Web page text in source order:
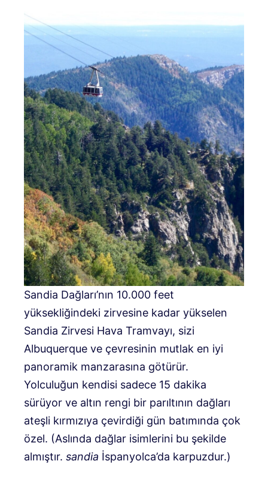
Sandia Dağları’nın 10.000 feet
yüksekliğindeki zirvesine kadar yükselen
Sandia Zirvesi Hava Tramvayı, sizi
Albuquerque ve çevresinin mutlak en iyi
panoramik manzarasına götürür.
Yolculuğun kendisi sadece 15 dakika
sürüyor ve altın rengi bir parıltının dağları
ateşli kırmızıya çevirdiği gün batımında çok
özel. (Aslında dağlar isimlerini bu şekilde
almıştır. sandia İspanyolca’da karpuzdur.)